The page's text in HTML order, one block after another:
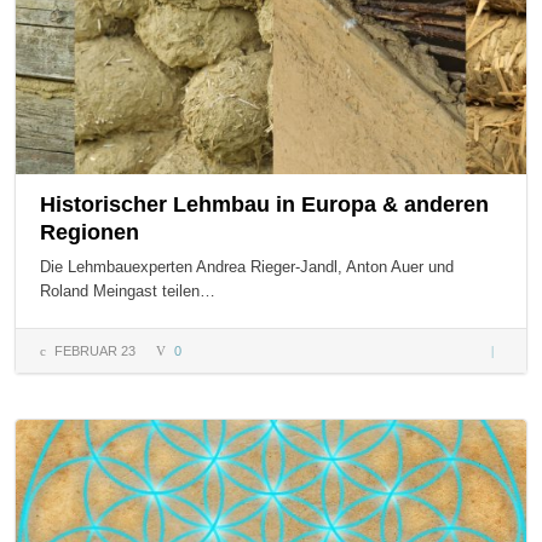
Historischer Lehmbau in Europa & anderen
Regionen
Die Lehmbauexperten Andrea Rieger-Jandl, Anton Auer und
Roland Meingast teilen…
FEBRUAR 23 0
&